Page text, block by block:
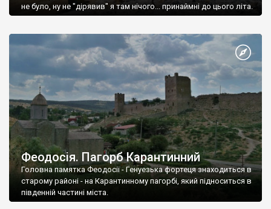
не було, ну не "дірявив" я там нічого... принаймні до цього літа.
Феодосія. Пагорб Карантинний
Головна памятка Феодосії - Генуезька фортеця знаходиться в
старому районі - на Карантинному пагорбі, який підноситься в
південній частині міста.